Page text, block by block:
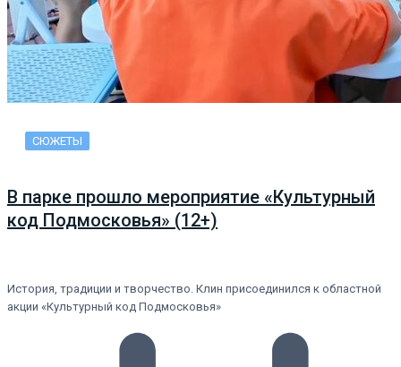
СЮЖЕТЫ
В парке прошло мероприятие «Культурный
код Подмосковья» (12+)
История, традиции и творчество. Клин присоединился к областной
акции «Культурный код Подмосковья»